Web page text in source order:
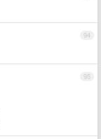
94
95